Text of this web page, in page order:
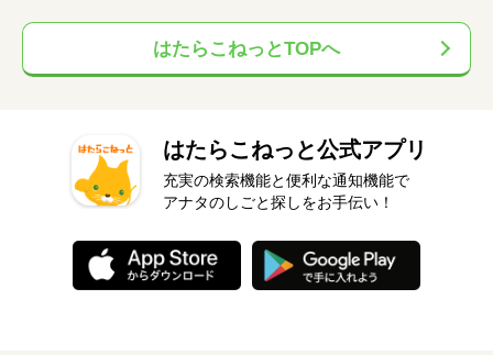
はたらこねっとTOPへ
はたらこねっと公式アプリ
充実の検索機能と便利な通知機能で
アナタのしごと探しをお手伝い！